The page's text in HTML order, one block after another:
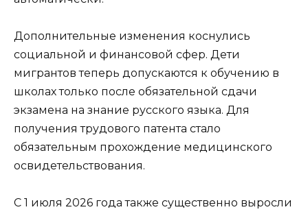
Дополнительные изменения коснулись
социальной и финансовой сфер. Дети
мигрантов теперь допускаются к обучению в
школах только после обязательной сдачи
экзамена на знание русского языка. Для
получения трудового патента стало
обязательным прохождение медицинского
освидетельствования.
С 1 июля 2026 года также существенно выросли